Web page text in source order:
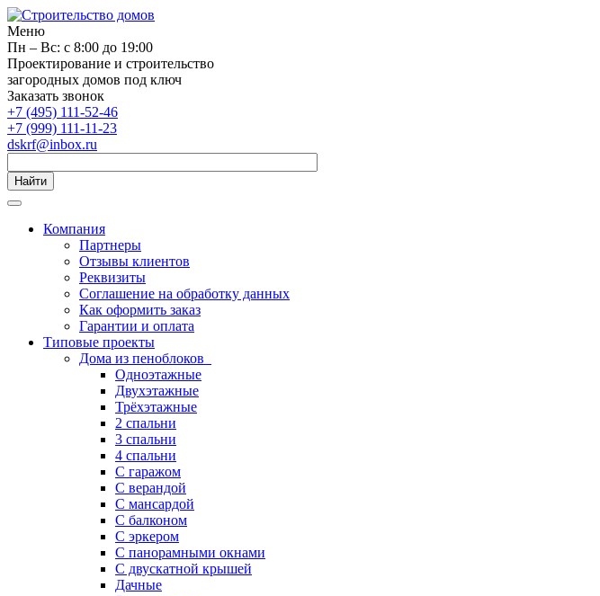
Меню
Пн – Вс: с 8:00 до 19:00
Проектирование и строительство
загородных домов под ключ
Заказать звонок
+7 (495) 111-52-46
+7 (999) 111-11-23
dskrf@inbox.ru
Найти
Компания
Партнеры
Отзывы клиентов
Реквизиты
Соглашение на обработку данных
Как оформить заказ
Гарантии и оплата
Типовые проекты
Дома из пеноблоков
Одноэтажные
Двухэтажные
Трёхэтажные
2 спальни
3 спальни
4 спальни
С гаражом
С верандой
С мансардой
С балконом
C эркером
С панорамными окнами
С двускатной крышей
Дачные